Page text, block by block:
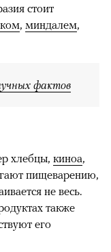
стоит
, миндалем,
фактов
хлебцы, киноа,
пищеварению,
не весь.
также
его